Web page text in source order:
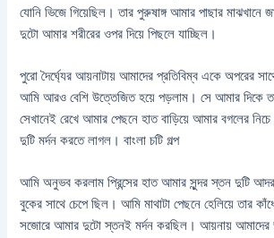
যোনি ভিজে গিয়েছিল। তার পুরুষাঙ্গ আমার পাছার মাঝখানে
দুটো আমার শরীরের ওপর দিয়ে পিছলে যাচ্ছিল।
পুরো দৈর্ঘ্যের আয়নাটায় আমাদের প্রতিবিম্ব একে অপরের
আমি আরও বেশি উত্তেজিত হয়ে পড়লাম। সে আমার দিকে
সেখানেই রেখে আমার পেছনে হাত বাড়িয়ে আমার বগলের
দুটি মর্দন করতে লাগল। বাংলা চটি গল্প
আমি অনুভব করলাম প্রিন্সের হাত আমার সুন্দর স্তন দুটি
বুকের সাথে চেপে ছিল। আমি মাথাটা পেছনে হেলিয়ে তার
সজোরে আমার দুটো স্তনই মর্দন করছিল। আয়নায় আমাদের